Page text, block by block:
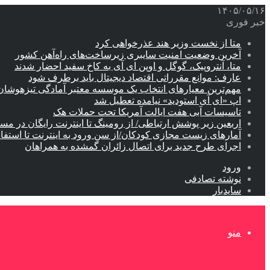
۱۴۰۵/۰۵/۱۶
خبر فوری
متا از نخست وزیر هند عذرخواهی کرد
آخرین وضعیت امنیت سایبری زیرساخت‌های راه‌آهن کشور
متا، آنتروپیک، گوگل و اوپن ای آی به کاخ سفید احضار شدند
عارف: موانع مقرراتی اقتصاد دیجیتال باید برطرف شود
مهم‌ترین معیارهای انتخاب یک موسسه معتبر آمادگی
اپ «ای آی استودید» نیامده تعطیل شد
تاسیسات آبی هفت ایالت آمریکا تحت حملات هک
اربعین زیر پوشش ارتباطی/ از رومینگ تا اینترنت رایگان در
آمارهای زیست مجازی کودکان/از سن ورود به اینترنت تا
اجرای طرح جدید برای اتصال زائران گمشده به همراهان
ورود
نوشته تصادفی
سایدبار
منو